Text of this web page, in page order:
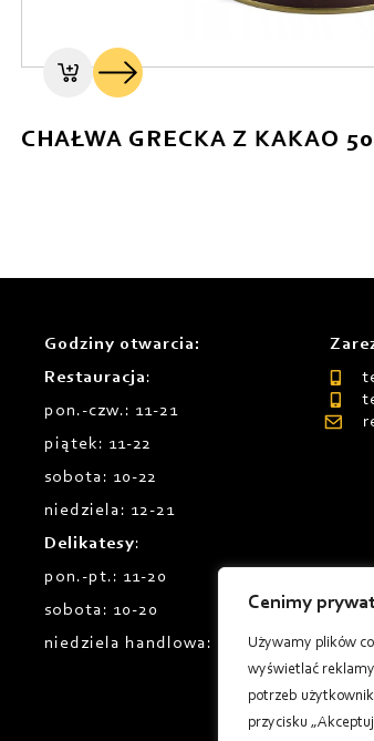
Cenimy
Używamy plików
wyświetlać
potrzeb
przycisku
CHAŁWA GRECKA Z KAKAO
Godziny otwarcia:
Restauracja:
pon.-czw.: 11-21
piątek: 11-22
sobota: 10-22
niedziela: 12-21
Delikatesy:
pon.-pt.: 11-20
sobota: 10-20
niedziela handlowa: 12-18